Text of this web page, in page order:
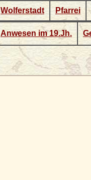
Wolferstadt Pfarrei
Anwesen im 19.Jh.